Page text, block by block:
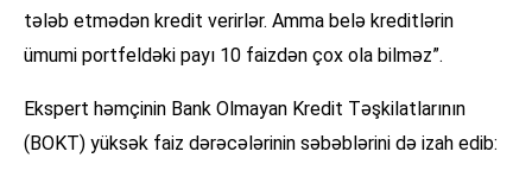
tələb etmədən kredit verirlər. Amma belə kreditlərin
ümumi portfeldəki payı 10 faizdən çox ola bilməz”.
Ekspert həmçinin Bank Olmayan Kredit Təşkilatlarının
(BOKT) yüksək faiz dərəcələrinin səbəblərini də izah edib: